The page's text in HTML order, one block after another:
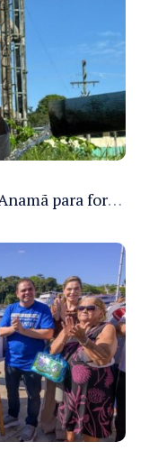
Cosama inicia força-tarefa em Anamã para fortalecer abastecimento de água e segurança hídrica da população